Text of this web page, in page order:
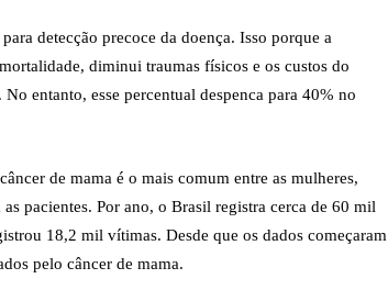
detecção precoce da doença. Isso porque a
diminui traumas físicos e os custos do
entanto, esse percentual despenca para 40% no
de mama é o mais comum entre as mulheres,
pacientes. Por ano, o Brasil registra cerca de 60 mil
18,2 mil vítimas. Desde que os dados começaram
pelo câncer de mama.